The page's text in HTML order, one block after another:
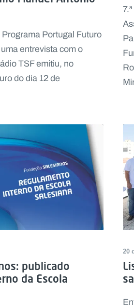
Portugal Futuro
entrevista com o
TSF emitiu, no
do dia 12 de
publicado
da Escola
20